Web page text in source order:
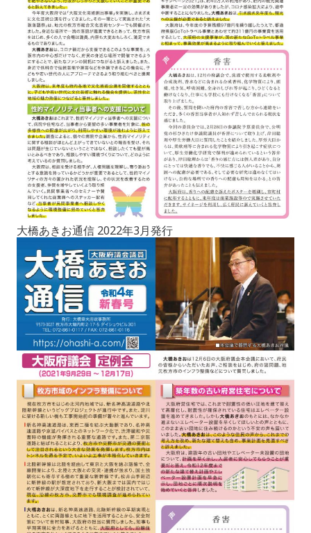
大橋あきお通信 2022年3月発行